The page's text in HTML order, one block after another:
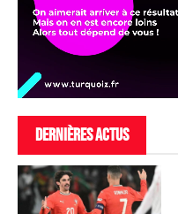
DERNIÈRES ACTUS